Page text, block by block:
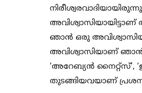
ഞാന്‍ ഒരു
അവിശ്വാസിയാണ്
‘അറേബ്യന്‍ നൈറ്റ്‌സ്’,
തുടങ്ങിയവയാണ്